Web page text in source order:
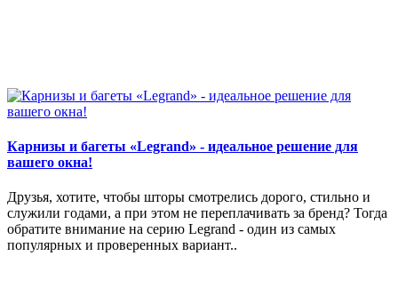
Карнизы и багеты «Legrand» - идеальное решение для
вашего окна!
Друзья, хотите, чтобы шторы смотрелись дорого, стильно и
служили годами, а при этом не переплачивать за бренд? Тогда
обратите внимание на серию Legrand - один из самых
популярных и проверенных вариант..